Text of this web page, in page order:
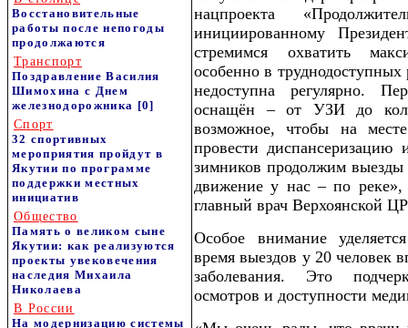
Восстановительные
работы после непогоды
продолжаются
Транспорт
Поздравление Василия
Шимохина с Днем
железнодорожника [0]
Спорт
32 спортивных
мероприятия пройдут в
Якутии по программе
поддержки местных
инициатив
Общество
Память о великом сыне
Якутии: как реализуются
проекты увековечения
наследия Михаила
Николаева
В России
На модернизацию системы
нацпроекта
инициированному
стремимся охватить
особенно в
недоступна регулярно.
оснащён – от УЗИ до
возможное, чтобы на
провести
зимников продолжим выезды
движение у нас – по реке»,
главный врач Верхоянской
Особое внимание
время выездов у 20 человек
заболевания. Это
осмотров и доступности